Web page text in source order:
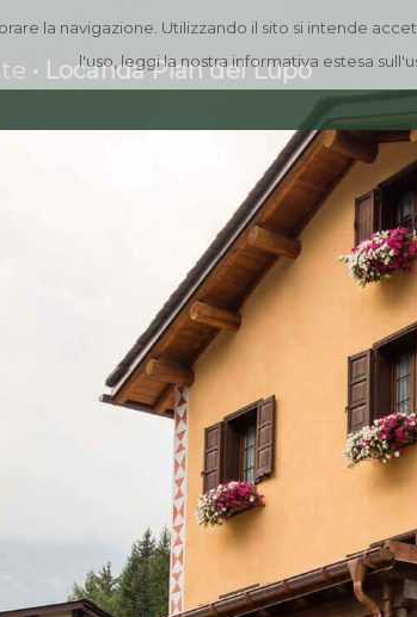
• Locanda Pian del Lupo
la navigazione. Utilizzando il sito si intende
l'uso, leggi la nostra informativa estesa